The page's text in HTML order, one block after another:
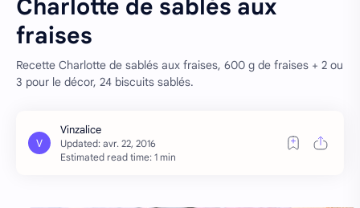
Charlotte de sablés aux
fraises
Recette Charlotte de sablés aux fraises, 600 g de fraises + 2 ou
3 pour le décor, 24 biscuits sablés.
Estimated read time: 1 min